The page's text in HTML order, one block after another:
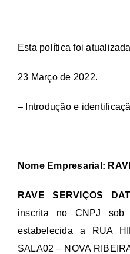
Esta política foi
23 Março de 2022.
– Introdução e
Nome Empresarial:
RAVE SERVIÇOS
inscrita no CNPJ sob
estabelecida a RUA
SALA02 – NOVA